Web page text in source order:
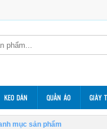
KEO DÁN QUẦN ÁO GIÀY
mục sản phẩm